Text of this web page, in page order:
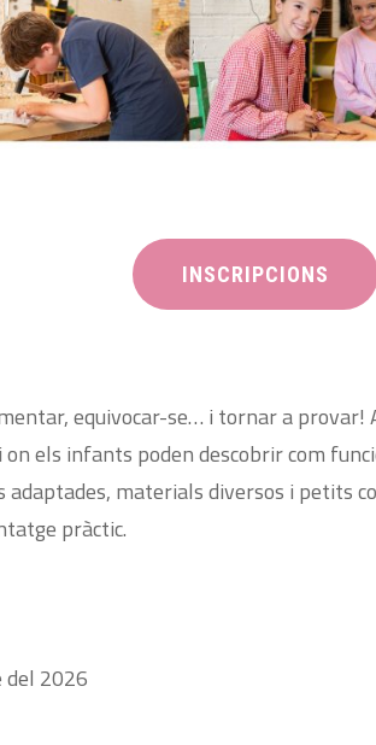
INSCRIPCIONS
equivocar-se… i tornar a
els infants poden descobrir com
adaptades, materials diversos i petits
pràctic.
del 2026